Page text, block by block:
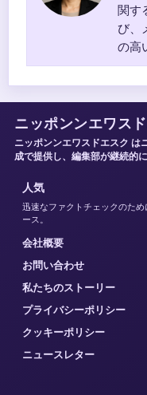
関す
び、
の高
ニッポンンエワス
ニッポンンエワスドエスク は
成で提供し、編集部が継続的に
人気
迅速なファクトチェックのた
ース。
会社概要
お問い合わせ
私たちのストーリー
プライバシーポリシー
クッキーポリシー
ニュースレター